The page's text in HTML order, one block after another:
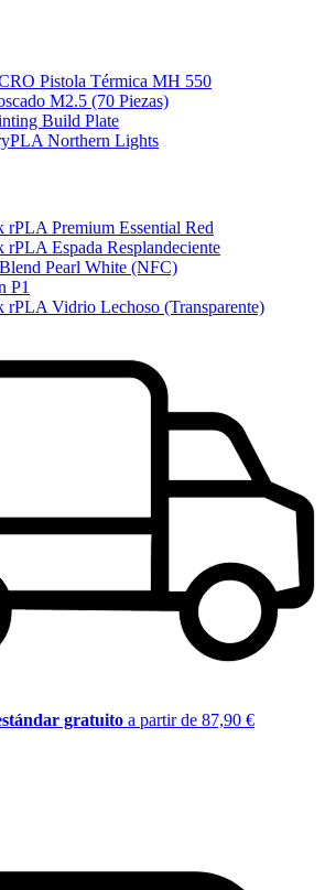
Pistola Térmica MH 550
M2.5 (70 Piezas)
Build Plate
Northern Lights
rPLA Premium Essential Red
Espada Resplandeciente
Pearl White (NFC)
P1
rPLA Vidrio Lechoso (Transparente)
gratuito a partir de 87,90 €